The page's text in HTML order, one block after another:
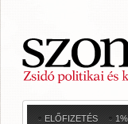
ELŐFIZETÉS 1%